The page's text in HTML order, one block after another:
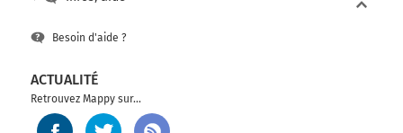
Besoin d'aide ?
ACTUALITÉ
Retrouvez Mappy sur...